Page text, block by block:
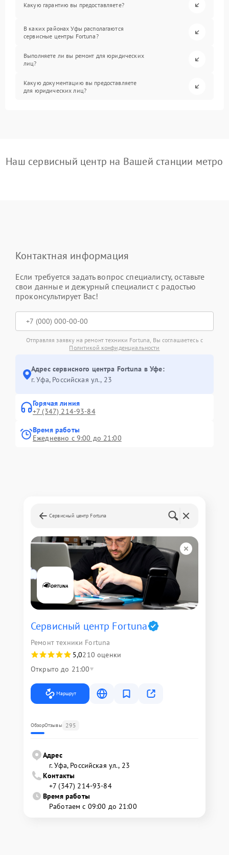
Какую гарантию вы предоставляете?
В каких районах Уфы располагаются
сервисные центры Fortuna?
Выполняете ли вы ремонт для юридических
лиц?
Какую документацию вы предоставляете
для юридических лиц?
Наш сервисный центр на Вашей станции метро
Контактная информация
Если требуется задать вопрос специалисту, оставьте
свои данные и дежурный специалист с радостью
проконсультирует Вас!
Отправляя заявку на ремонт техники Fortuna, Вы соглашаетесь с
Политикой конфиденциальности
Адрес сервисного центра Fortuna в Уфе:
г. Уфа, Российская ул., 23
Горячая линия
+7 (347) 214-93-84
Время работы
Ежедневно с 9:00 до 21:00
Сервисный центр Fortuna
Сервисный центр Fortuna
Ремонт техники Fortuna
5,0210 оценки
Открыто до 21:00
Маршрут
ОбзорОтзывы 295
Адрес
г. Уфа, Российская ул., 23
Контакты
+7 (347) 214-93-84
Время работы
Работаем с 09:00 до 21:00